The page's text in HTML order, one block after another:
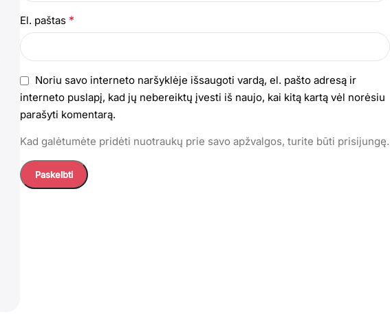
El. paštas *
Noriu savo interneto naršyklėje išsaugoti vardą, el. pašto adresą ir
interneto puslapį, kad jų nebereiktų įvesti iš naujo, kai kitą kartą vėl norėsiu
parašyti komentarą.
Kad galėtumėte pridėti nuotraukų prie savo apžvalgos, turite būti prisijungę.